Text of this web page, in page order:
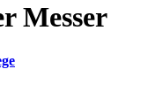
Messer